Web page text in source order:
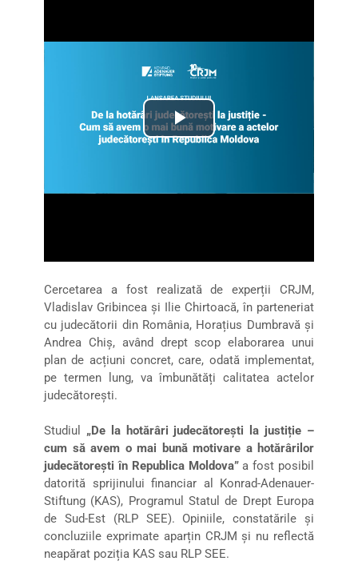
Cercetarea a fost realizată de experții CRJM,
Vladislav Gribincea și Ilie Chirtoacă, în parteneriat
cu judecătorii din România, Horațius Dumbravă și
Andrea Chiș, având drept scop elaborarea unui
plan de acțiuni concret, care, odată implementat,
pe termen lung, va îmbunătăți calitatea actelor
judecătorești.
Studiul „De la hotărâri judecătorești la justiție –
cum să avem o mai bună motivare a hotărârilor
judecătorești în Republica Moldova”a fost posibil
datorită sprijinului financiar al Konrad-Adenauer-
Stiftung (KAS), Programul Statul de Drept Europa
de Sud-Est (RLP SEE). Opiniile, constatările și
concluziile exprimate aparțin CRJM și nu reflectă
neapărat poziția KAS sau RLP SEE.